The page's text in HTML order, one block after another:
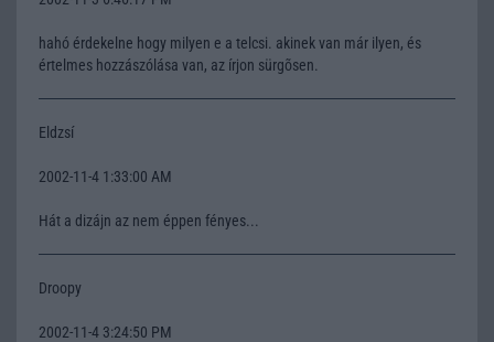
hahó érdekelne hogy milyen e a telcsi. akinek van már ilyen, és
értelmes hozzászólása van, az írjon sürgõsen.
Eldzsí
2002-11-4 1:33:00 AM
Hát a dizájn az nem éppen fényes...
Droopy
2002-11-4 3:24:50 PM